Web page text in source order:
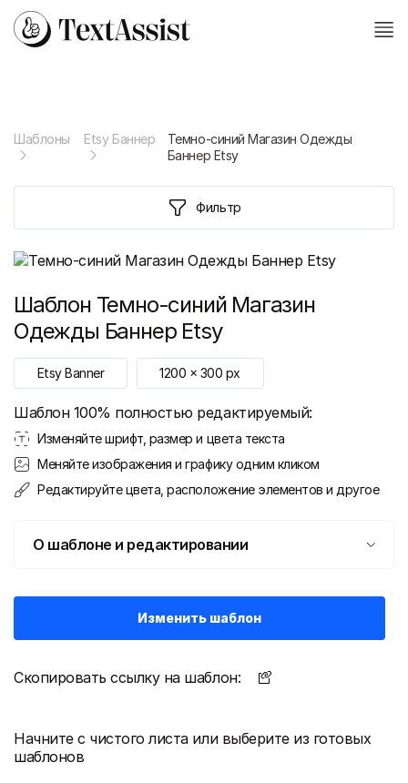
Шаблоны Etsy Баннер
Темно-синий Магазин Одежды
Баннер Etsy
Фильтр
Шаблон Темно-синий Магазин
Одежды Баннер Etsy
Etsy Banner 1200 x 300 px
Шаблон 100% полностью редактируемый:
Изменяйте шрифт, размер и цвета текста
Меняйте изображения и графику одним кликом
Редактируйте цвета, расположение элементов и другое
О шаблоне и редактировании
Изменить шаблон
Скопировать ссылку на шаблон:
Начните с чистого листа или выберите из готовых
шаблонов